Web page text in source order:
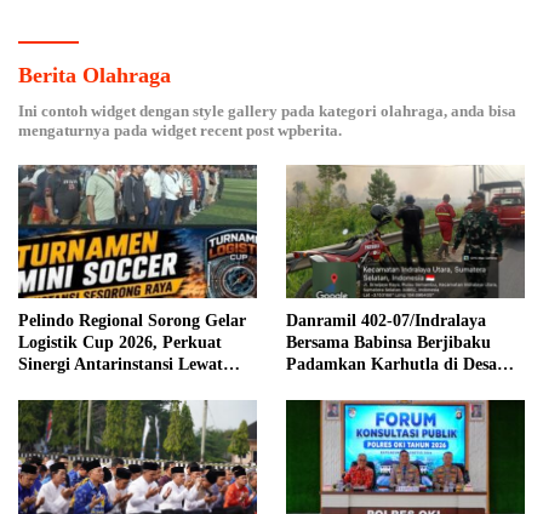
Berita Olahraga
Ini contoh widget dengan style gallery pada kategori olahraga, anda bisa
mengaturnya pada widget recent post wpberita.
Pelindo Regional Sorong Gelar
Logistik Cup 2026, Perkuat
Sinergi Antarinstansi Lewat
Danramil 402-07/Indralaya
Bersama Babinsa Berjibaku
Padamkan Karhutla di Desa